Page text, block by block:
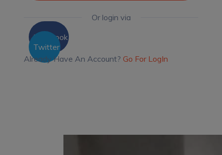
Or login via
Facebook
Twitter
Already Have An Account? Go For LogIn